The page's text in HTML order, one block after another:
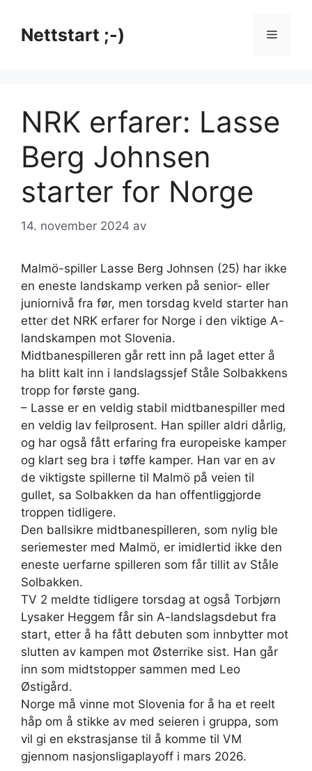
innholdNettstart ;-) Meny
NRK erfarer: Lasse
Berg Johnsen
starter for Norge
14. november 2024 av
Malmö-spiller Lasse Berg Johnsen (25) har ikke
en eneste landskamp verken på senior- eller
juniornivå fra før, men torsdag kveld starter han
etter det NRK erfarer for Norge i den viktige A-
landskampen mot Slovenia.
Midtbanespilleren går rett inn på laget etter å
ha blitt kalt inn i landslagssjef Ståle Solbakkens
tropp for første gang.
– Lasse er en veldig stabil midtbanespiller med
en veldig lav feilprosent. Han spiller aldri dårlig,
og har også fått erfaring fra europeiske kamper
og klart seg bra i tøffe kamper. Han var en av
de viktigste spillerne til Malmö på veien til
gullet, sa Solbakken da han offentliggjorde
troppen tidligere.
Den ballsikre midtbanespilleren, som nylig ble
seriemester med Malmö, er imidlertid ikke den
eneste uerfarne spilleren som får tillit av Ståle
Solbakken.
TV 2 meldte tidligere torsdag at også Torbjørn
Lysaker Heggem får sin A-landslagsdebut fra
start, etter å ha fått debuten som innbytter mot
slutten av kampen mot Østerrike sist. Han går
inn som midtstopper sammen med Leo
Østigård.
Norge må vinne mot Slovenia for å ha et reelt
håp om å stikke av med seieren i gruppa, som
vil gi en ekstrasjanse til å komme til VM
gjennom nasjonsligaplayoff i mars 2026.